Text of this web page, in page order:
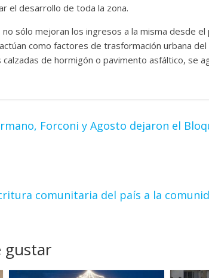
el desarrollo de toda la zona.
sólo mejoran los ingresos a la misma desde
como factores de trasformación urbana
de hormigón o pavimento asfáltico, se
Forconi y Agosto dejaron el
comunitaria del país a la
gustar